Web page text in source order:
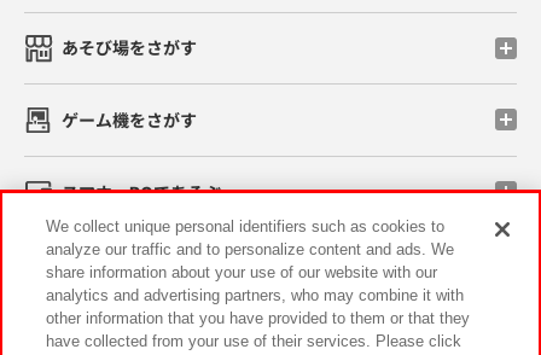
あそび場をさがす
ゲーム機をさがす
スマホ・PCであそぶ
イベント・キャンペーン
We collect unique personal identifiers such as cookies to
analyze our traffic and to personalize content and ads. We
share information about your use of our website with our
analytics and advertising partners, who may combine it with
other information that you have provided to them or that they
have collected from your use of their services. Please click